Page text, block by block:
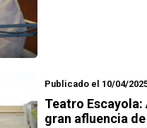
Publicado el 10/04/
Teatro Escayola:
gran afluencia